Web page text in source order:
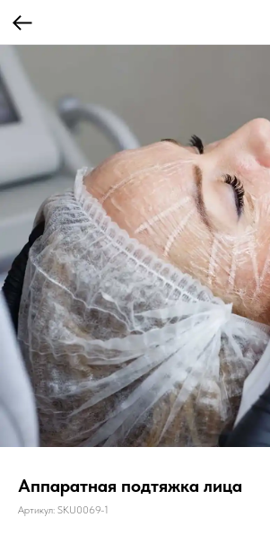
Аппаратная подтяжка лица
Артикул: SKU0069-1